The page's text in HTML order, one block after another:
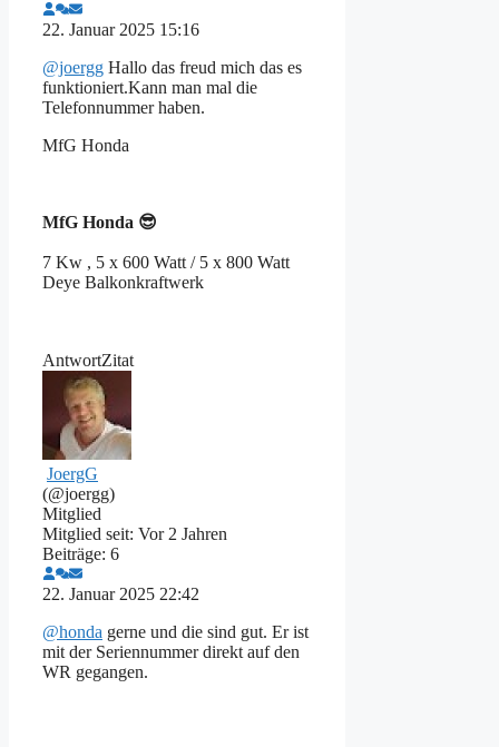
22. Januar 2025 15:16
@joergg Hallo das freud mich das es
funktioniert.Kann man mal die
Telefonnummer haben.
MfG Honda
MfG Honda 😎
7 Kw , 5 x 600 Watt / 5 x 800 Watt
Deye Balkonkraftwerk
AntwortZitat
JoergG
(@joergg)
Mitglied
Mitglied seit: Vor 2 Jahren
Beiträge: 6
22. Januar 2025 22:42
@honda gerne und die sind gut. Er ist
mit der Seriennummer direkt auf den
WR gegangen.